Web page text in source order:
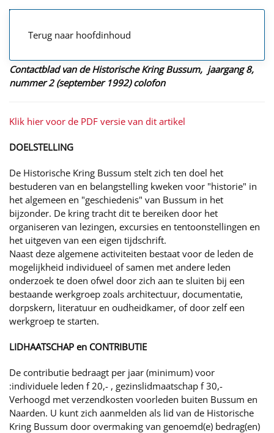
Terug naar hoofdinhoud
Contactblad van de Historische Kring Bussum, jaargang 8,
nummer 2 (september 1992) colofon
Klik hier voor de PDF versie van dit artikel
DOELSTELLING
De Historische Kring Bussum stelt zich ten doel het
bestuderen van en belangstelling kweken voor "historie" in
het algemeen en "geschiedenis" van Bussum in het
bijzonder. De kring tracht dit te bereiken door het
organiseren van lezingen, excursies en tentoonstellingen en
het uitgeven van een eigen tijdschrift.
Naast deze algemene activiteiten bestaat voor de leden de
mogelijkheid individueel of samen met andere leden
onderzoek te doen ofwel door zich aan te sluiten bij een
bestaande werkgroep zoals architectuur, documentatie,
dorpskern, literatuur en oudheidkamer, of door zelf een
werkgroep te starten.
LIDHAATSCHAP en CONTRIBUTIE
De contributie bedraagt per jaar (minimum) voor
:individuele leden f 20,- , gezinslidmaatschap f 30,-
Verhoogd met verzendkosten voorleden buiten Bussum en
Naarden. U kunt zich aanmelden als lid van de Historische
Kring Bussum door overmaking van genoemd(e) bedrag(en)